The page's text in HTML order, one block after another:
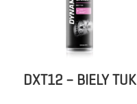
DXT12 – BIELY TUK